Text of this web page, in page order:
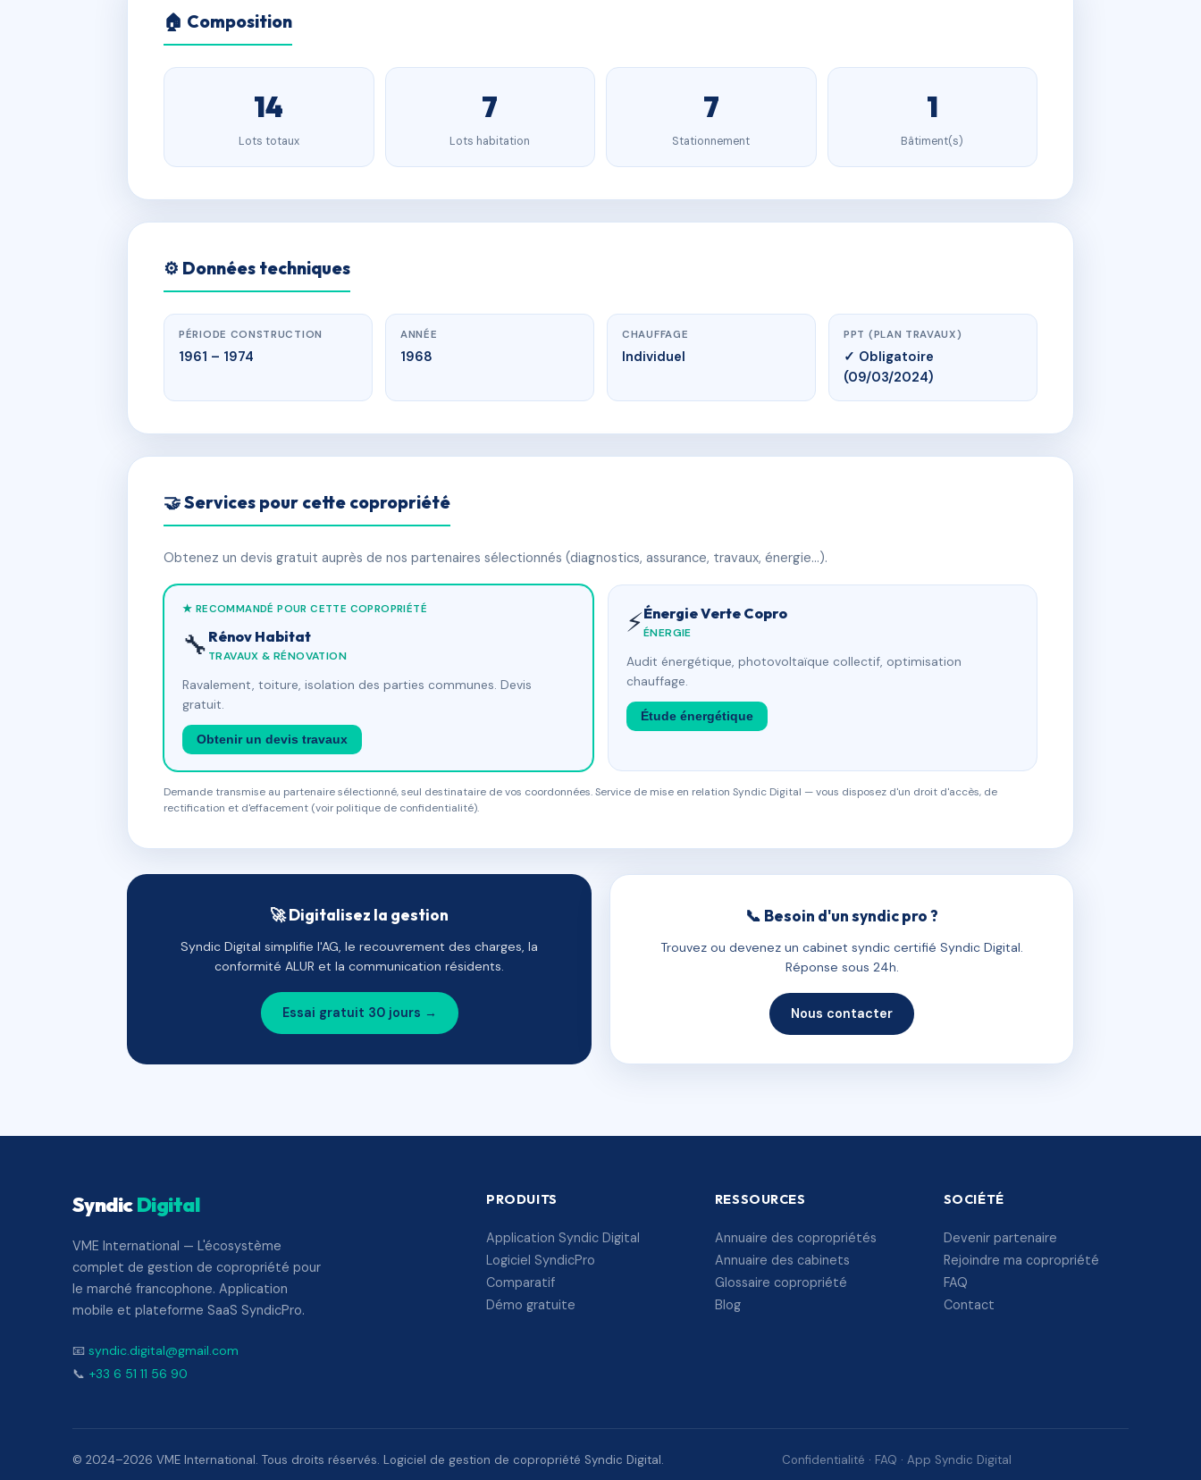
🏠 Composition
14
Lots totaux
7
Lots habitation
7
Stationnement
1
Bâtiment(s)
⚙️ Données techniques
PÉRIODE CONSTRUCTION
1961 – 1974
ANNÉE
1968
CHAUFFAGE
Individuel
PPT (PLAN TRAVAUX)
✓ Obligatoire
(09/03/2024)
🤝 Services pour cette copropriété
Obtenez un devis gratuit auprès de nos partenaires sélectionnés (diagnostics, assurance, travaux, énergie…).
★ RECOMMANDÉ POUR CETTE COPROPRIÉTÉ
🔧 Rénov Habitat
TRAVAUX & RÉNOVATION
Ravalement, toiture, isolation des parties communes. Devis
gratuit.
Obtenir un devis travaux
⚡Énergie Verte Copro
ÉNERGIE
Audit énergétique, photovoltaïque collectif, optimisation
chauffage.
Étude énergétique
Demande transmise au partenaire sélectionné, seul destinataire de vos coordonnées. Service de mise en relation Syndic Digital — vous disposez d'un droit d'accès, de
rectification et d'effacement (voir politique de confidentialité).
🚀 Digitalisez la gestion
Syndic Digital simplifie l'AG, le recouvrement des charges, la
conformité ALUR et la communication résidents.
Essai gratuit 30 jours →
📞 Besoin d'un syndic pro ?
Trouvez ou devenez un cabinet syndic certifié Syndic Digital.
Réponse sous 24h.
Nous contacter
SyndicDigital
VME International — L'écosystème
complet de gestion de copropriété pour
le marché francophone. Application
mobile et plateforme SaaS SyndicPro.
📧 syndic.digital@gmail.com
📞 +33 6 51 11 56 90
PRODUITS
Application Syndic Digital
Logiciel SyndicPro
Comparatif
Démo gratuite
RESSOURCES
Annuaire des copropriétés
Annuaire des cabinets
Glossaire copropriété
Blog
SOCIÉTÉ
Devenir partenaire
Rejoindre ma copropriété
FAQ
Contact
© 2024–2026 VME International. Tous droits réservés. Logiciel de gestion de copropriété Syndic Digital. Confidentialité · FAQ · App Syndic Digital